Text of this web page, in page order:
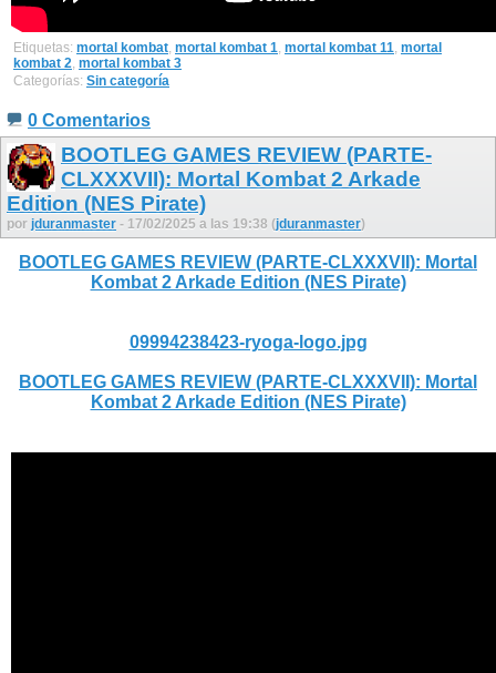
Etiquetas: mortal kombat, mortal kombat 1, mortal kombat 11, mortal
kombat 2, mortal kombat 3
Categorías: Sin categoría
0 Comentarios
BOOTLEG GAMES REVIEW (PARTE-
CLXXXVII): Mortal Kombat 2 Arkade
Edition (NES Pirate)
por jduranmaster - 17/02/2025 a las 19:38 (jduranmaster)
BOOTLEG GAMES REVIEW (PARTE-CLXXXVII): Mortal
Kombat 2 Arkade Edition (NES Pirate)
09994238423-ryoga-logo.jpg
BOOTLEG GAMES REVIEW (PARTE-CLXXXVII): Mortal
Kombat 2 Arkade Edition (NES Pirate)